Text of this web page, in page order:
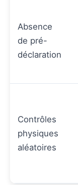
Absence
de pré-
déclaration
Contrôles
physiques
aléatoires